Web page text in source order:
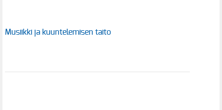
Musiikki ja kuuntelemisen taito